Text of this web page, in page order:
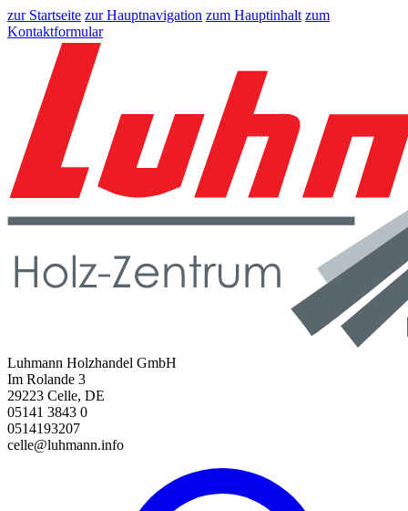
zur Startseite zur Hauptnavigation zum Hauptinhalt zum
Kontaktformular
Luhmann Holzhandel GmbH
Im Rolande 3
29223 Celle, DE
05141 3843 0
0514193207
celle@luhmann.info